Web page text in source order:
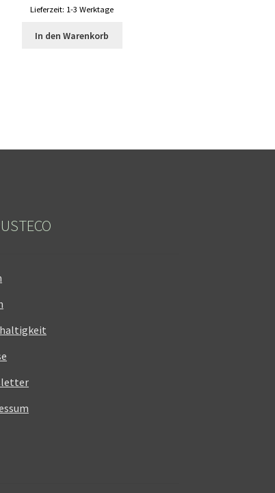
Lieferzeit: 1-3 Werktage
In den Warenkorb